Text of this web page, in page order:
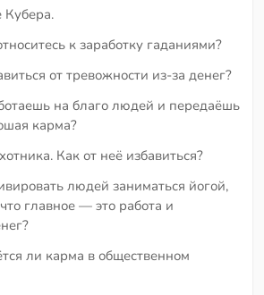
Кубера.
к заработку гаданиями?
от тревожности из-за денег?
на благо людей и передаёшь
карма?
Как от неё избавиться?
людей заниматься йогой,
главное — это работа и
ли карма в общественном